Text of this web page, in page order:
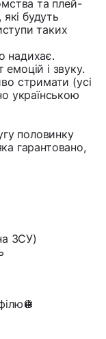
та плей-
будуть
таких
надихає.
і звуку.
стримати (усі
українською
половинку
гарантовано,
ЗСУ)